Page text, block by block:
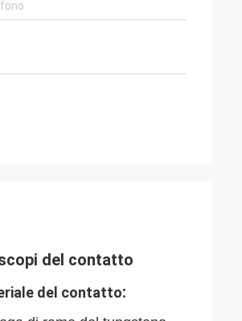
del contatto
del contatto: